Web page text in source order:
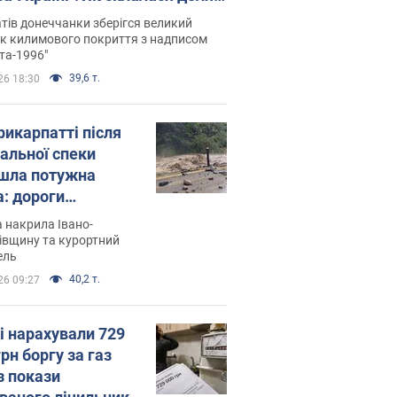
яка 30 років тому
"золото" Олімпіади
донеччанки зберігся великий
килимового покриття з надписом
1996"
18:30 39,6 т.
після
спеки
потужна
дороги
на
Відео
накрила Івано-
та курортний
09:27 40,2 т.
нарахували 729
боргу за газ
покази